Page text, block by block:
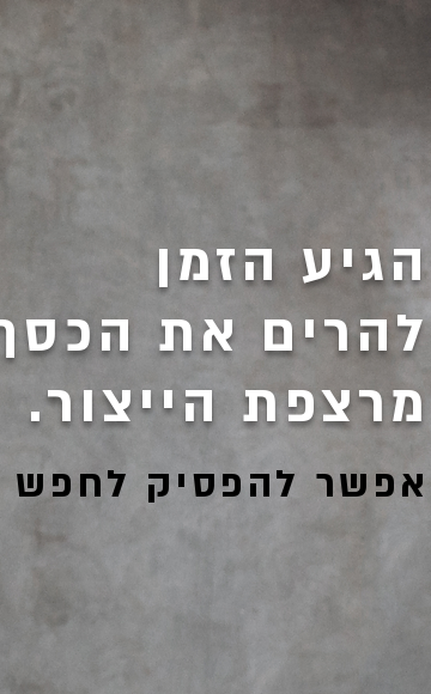
הגיע הזמן
להרים את
מרצפת הייצור.
אפשר להפסיק לחפש